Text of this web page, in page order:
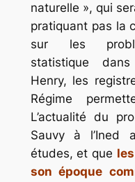
naturelle », qui
pratiquant pas la
sur les
statistique
Henry, les
Régime
L’actualité du
Sauvy à l’Ined
études, et que
son époque